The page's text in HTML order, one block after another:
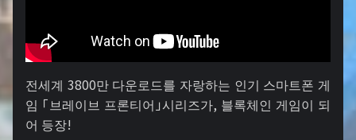
전세계 3800만 다운로드를 자랑하는 인기 스마트폰 게
임 「브레이브 프론티어」시리즈가, 블록체인 게임이 되
어 등장!